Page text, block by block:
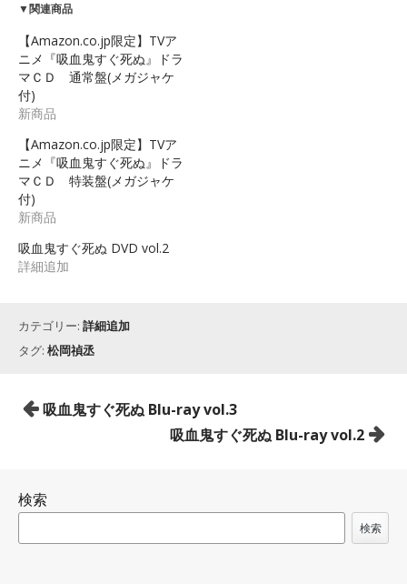
▼関連商品
【Amazon.co.jp限定】TVア
ニメ『吸血鬼すぐ死ぬ』ドラ
マＣＤ 通常盤(メガジャケ
付)
新商品
【Amazon.co.jp限定】TVア
ニメ『吸血鬼すぐ死ぬ』ドラ
マＣＤ 特装盤(メガジャケ
付)
新商品
吸血鬼すぐ死ぬ DVD vol.2
詳細追加
カテゴリー: 詳細追加
タグ: 松岡禎丞
投
ゲ
吸血鬼すぐ死ぬ Blu-ray vol.3
吸血鬼すぐ死ぬ Blu-ray vol.2
検索
検索